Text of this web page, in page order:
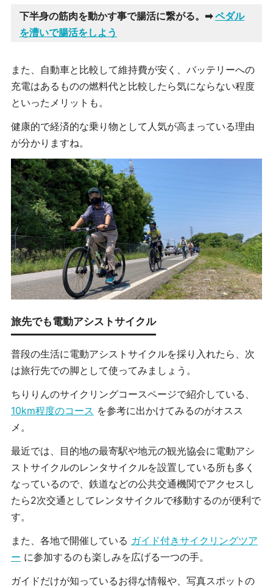
下半身の筋肉を動かす事で腸活に繋がる。➡ペダル
を漕いで腸活をしよう
また、自動車と比較して維持費が安く、バッテリーへの
充電はあるものの燃料代と比較したら気にならない程度
といったメリットも。
健康的で経済的な乗り物として人気が高まっている理由
が分かりますね。
旅先でも電動アシストサイクル
普段の生活に電動アシストサイクルを採り入れたら、次
は旅行先での脚として使ってみましょう。
ちりりんのサイクリングコースページで紹介している、
10km程度のコース を参考に出かけてみるのがオスス
メ。
最近では、目的地の最寄駅や地元の観光協会に電動アシ
ストサイクルのレンタサイクルを設置している所も多く
なっているので、鉄道などの公共交通機関でアクセスし
たら2次交通としてレンタサイクルで移動するのが便利で
す。
また、各地で開催している ガイド付きサイクリングツア
ー に参加するのも楽しみを広げる一つの手。
ガイドだけが知っているお得な情報や、写真スポットの